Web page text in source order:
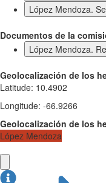
López Mendoza.
Documentos de la
López Mendoza.
Geolocalización de los
Latitude: 10.4902
Longitude: -66.9266
Geolocalización de los
López Mendoza